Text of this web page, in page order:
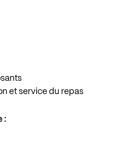
et service du repas
: